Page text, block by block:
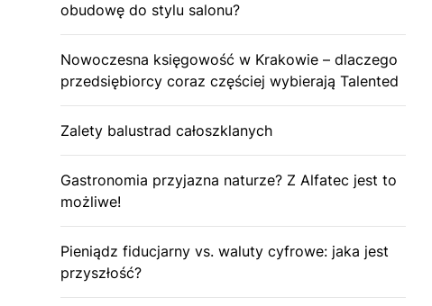
obudowę do stylu salonu?
Nowoczesna księgowość w Krakowie – dlaczego
przedsiębiorcy coraz częściej wybierają Talented
Zalety balustrad całoszklanych
Gastronomia przyjazna naturze? Z Alfatec jest to
możliwe!
Pieniądz fiducjarny vs. waluty cyfrowe: jaka jest
przyszłość?